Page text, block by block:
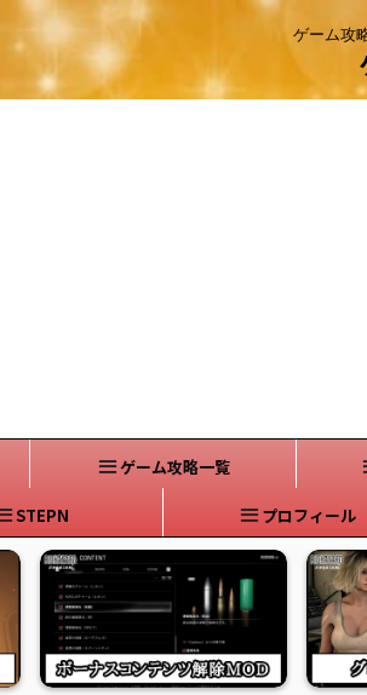
ゲーム攻
ゲーム攻略一覧
STEPN プロフィール